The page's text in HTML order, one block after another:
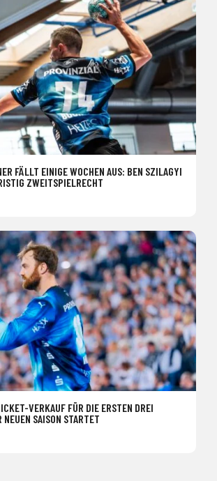
FÄLLT EINIGE WOCHEN AUS: BEN SZILAGYI
ZWEITSPIELRECHT
VERKAUF FÜR DIE ERSTEN DREI
NEUEN SAISON STARTET